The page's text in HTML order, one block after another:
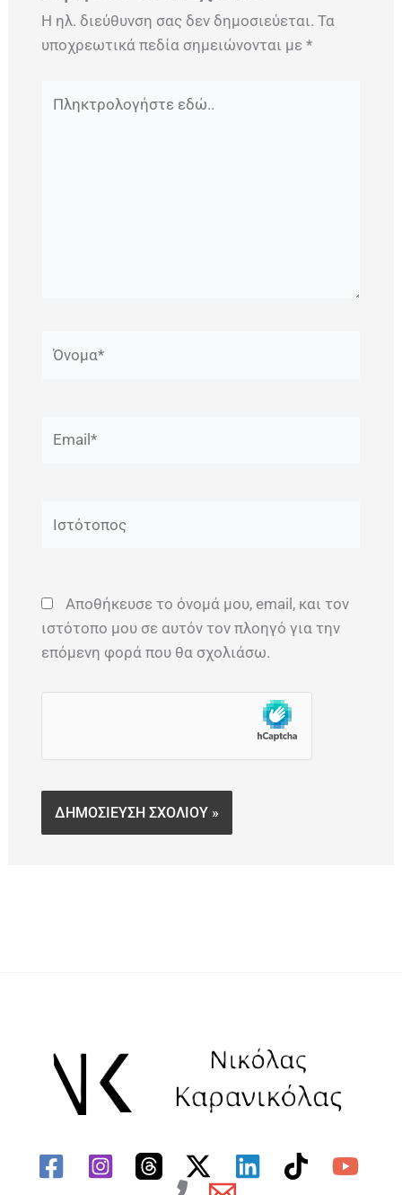
Η ηλ. διεύθυνση σας δεν δημοσιεύεται. Τα
υποχρεωτικά πεδία σημειώνονται με *
εδώ..
Αποθήκευσε το όνομά μου, email, και τον
ιστότοπο μου σε αυτόν τον πλοηγό για την
επόμενη φορά που θα σχολιάσω.